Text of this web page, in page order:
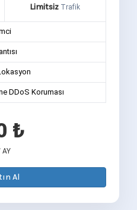
Limitsiz Trafik
DDoS Koruması
₺
AY
Al